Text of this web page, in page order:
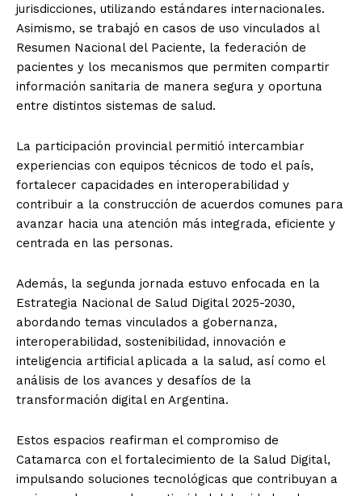
jurisdicciones, utilizando estándares internacionales.
Asimismo, se trabajó en casos de uso vinculados al
Resumen Nacional del Paciente, la federación de
pacientes y los mecanismos que permiten compartir
información sanitaria de manera segura y oportuna
entre distintos sistemas de salud.
La participación provincial permitió intercambiar
experiencias con equipos técnicos de todo el país,
fortalecer capacidades en interoperabilidad y
contribuir a la construcción de acuerdos comunes para
avanzar hacia una atención más integrada, eficiente y
centrada en las personas.
Además, la segunda jornada estuvo enfocada en la
Estrategia Nacional de Salud Digital 2025-2030,
abordando temas vinculados a gobernanza,
interoperabilidad, sostenibilidad, innovación e
inteligencia artificial aplicada a la salud, así como el
análisis de los avances y desafíos de la
transformación digital en Argentina.
Estos espacios reafirman el compromiso de
Catamarca con el fortalecimiento de la Salud Digital,
impulsando soluciones tecnológicas que contribuyan a